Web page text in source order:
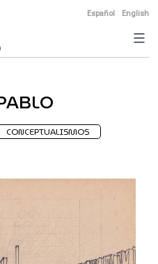
Español English
CONCEPTUALISMOS